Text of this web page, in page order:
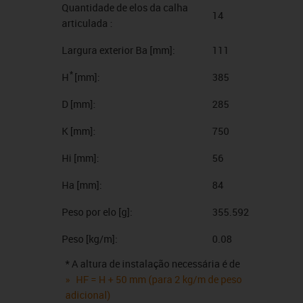
Quantidade de elos da calha
articulada :
14
Largura exterior Ba [mm]:
111
H * [mm]:
385
D [mm]:
285
K [mm]:
750
Hi [mm]:
56
Ha [mm]:
84
Peso por elo [g]:
355.592
Peso [kg/m]:
0.08
* A altura de instalação necessária é de
HF = H + 50 mm (para 2 kg/m de peso
adicional)